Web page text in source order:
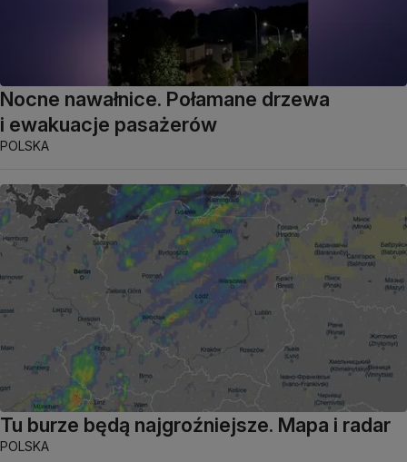
Nocne nawałnice. Połamane drzewa
i ewakuacje pasażerów
POLSKA
Tu burze będą najgroźniejsze. Mapa i radar
POLSKA